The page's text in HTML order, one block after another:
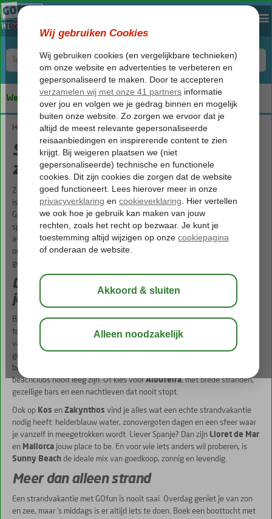
We keep you safe!
Home Strandvakantie met GOfun: zon, zee en eindeloze fun
Strandvakantie met GOfun: zon,
zee en eindeloze fun
Zon op je gezicht, zand tussen je tenen en muziek die je overal volgt. Dat
is een strandvakantie met GOfun. Of je nu met je vriendengroep richting
Griekenland, Spanje of Portugal vertrekt, één ding is zeker: jouw zomer
speelt zich af aan zee. Hier draait het om chillen overdag, feesten ’s
avonds en leven zonder schema. Alles wat je nodig hebt voor een
onvergetelijke vakantie ligt binnen handbereik: zon, strand en een goed
gezelschap.
De leukste strandbestemmingen voor
jongeren
Bij GOfun draait het niet alleen om zonnen en zwemmen, maar om het
totaalplaatje. Van een ijskoud drankje op het strand tot de eerste beats
van de avond: elke dag voelt als weekend. Onze bestemmingen zijn
geselecteerd op één ding: de perfecte combinatie van relaxen en
beleven. Ga los in
beachclubs nooit leeg zijn. Of kies voorAlbufeira, met brede stranden,
gezellige bars en een nachtleven dat nooit stopt.
Ook op Kos en Zakynthos vind je alles wat een echte strandvakantie
nodig heeft: helderblauw water, zonovergoten dagen en een sfeer waar
je vanzelf in meegetrokken wordt. Liever Spanje? Dan zijn Lloret de Mar
en Mallorca jouw place to be. En voor wie iets anders wil proberen, is
Sunny Beach de ideale mix van goedkoop, zonnig en levendig.
Meer dan alleen strand
Een strandvakantie met GOfun is nooit saai. Overdag geniet je van zon
en zee, maar ’s middags is er altijd iets te doen. Boek een boottocht met